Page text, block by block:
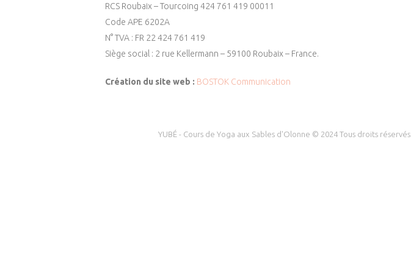
RCS Roubaix – Tourcoing 424 761 419 00011
Code APE 6202A
N° TVA : FR 22 424 761 419
Siège social : 2 rue Kellermann – 59100 Roubaix – France.
Création du site web : BOSTOK Communication
YUBÉ - Cours de Yoga aux Sables d'Olonne © 2024 Tous droits réservés.